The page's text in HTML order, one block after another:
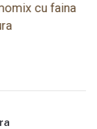
cu faina